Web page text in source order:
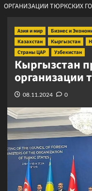
ОРГАНИЗАЦИИ ТЮРКСКИХ
Азия и мир Бизнес и
Казахстан
Кыргызстан
Страны ЦАР
Узбекистан
Кыргызстан
организации
08.11.2024 0